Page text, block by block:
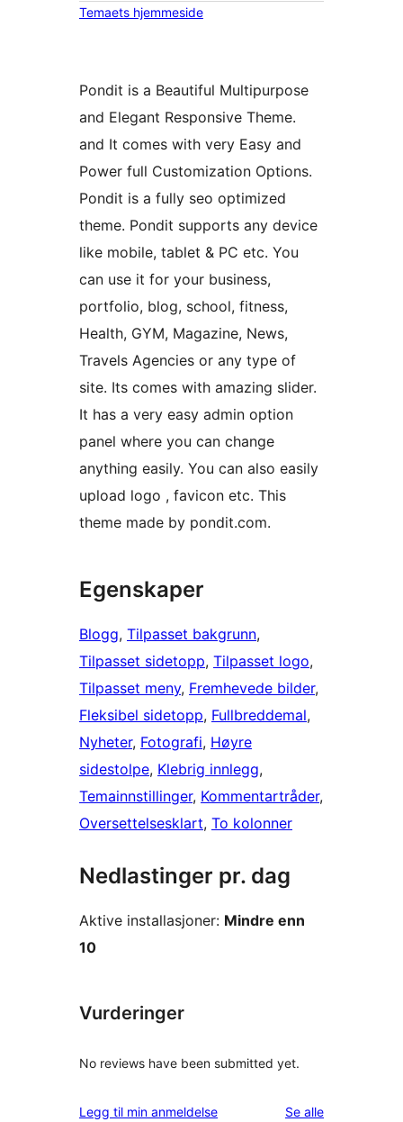
Temaets hjemmeside
Pondit is a Beautiful Multipurpose
and Elegant Responsive Theme.
and It comes with very Easy and
Power full Customization Options.
Pondit is a fully seo optimized
theme. Pondit supports any device
like mobile, tablet & PC etc. You
can use it for your business,
portfolio, blog, school, fitness,
Health, GYM, Magazine, News,
Travels Agencies or any type of
site. Its comes with amazing slider.
It has a very easy admin option
panel where you can change
anything easily. You can also easily
upload logo , favicon etc. This
theme made by pondit.com.
Egenskaper
Blogg, Tilpasset bakgrunn
Tilpasset sidetopp, Tilpasset logo
Tilpasset meny, Fremhevede bilder
Fleksibel sidetopp, Fullbreddemal
Nyheter, Fotografi, Høyre
sidestolpe, Klebrig innlegg
Temainnstillinger, Kommentartråder
Oversettelsesklart, To kolonner
Nedlastinger pr. dag
Aktive installasjoner: Mindre enn
10
Vurderinger
No reviews have been submitted yet.
Legg til min anmeldelse Se alleomtalene